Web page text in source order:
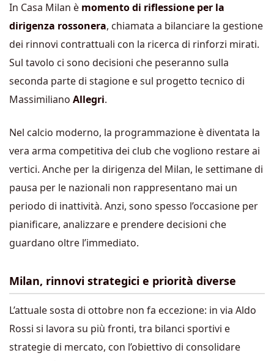
In Casa Milan è momento di riflessione per la
dirigenza rossonera, chiamata a bilanciare la gestione
dei rinnovi contrattuali con la ricerca di rinforzi mirati.
Sul tavolo ci sono decisioni che peseranno sulla
seconda parte di stagione e sul progetto tecnico di
Massimiliano Allegri.
Nel calcio moderno, la programmazione è diventata la
vera arma competitiva dei club che vogliono restare ai
vertici. Anche per la dirigenza del Milan, le settimane di
pausa per le nazionali non rappresentano mai un
periodo di inattività. Anzi, sono spesso l’occasione per
pianificare, analizzare e prendere decisioni che
guardano oltre l’immediato.
Milan, rinnovi strategici e priorità diverse
L’attuale sosta di ottobre non fa eccezione: in via Aldo
Rossi si lavora su più fronti, tra bilanci sportivi e
strategie di mercato, con l’obiettivo di consolidare